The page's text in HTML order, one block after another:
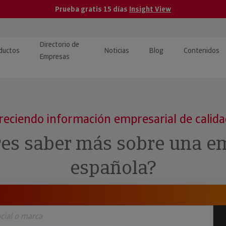
Prueba gratis 15 días Insight View
y ERP
· Recuperación de
Directorio de
Empresas
Noticias Blog Contenidos
Pública
Investigada
información empresarial de
saber más sobre una
española?